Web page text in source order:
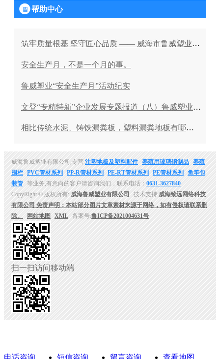
帮助中心
筑牢质量根基 坚守匠心品质 —— 威海市鲁威塑业组织全员质量意识专项培训
安全生产月，不是一个月的事。
鲁威塑业“安全生产月”活动纪实
文登“专精特新”企业发展专题报道（八）鲁威塑业：新塑产品“领跑者”
相比传统水泥、铸铁漏粪板，塑料漏粪地板有哪些优点？
威海鲁威塑业有限公司,专营 注塑地板及塑料配件 养殖用玻璃钢制品 养殖
围栏 PVC管材系列 PP-R管材系列 PE-RT管材系列 PE管材系列
鱼竿包
装管 等业务,有意向的客户请咨询我们，联系电话： 0631-3627840
CopyRight © 版权所有: 威海鲁威塑业有限公司 技术支持:威海致远网络科技
有限公司 免责声明：本站部分图片文章素材来源于网络，如有侵权请联系删
除。
网站地图 XML 备案号:鲁ICP备2021004631号
扫一扫访问移动端